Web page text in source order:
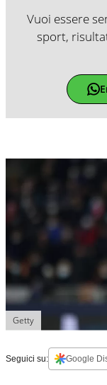
Vuoi essere
sport,
Getty
Seguici su: Google